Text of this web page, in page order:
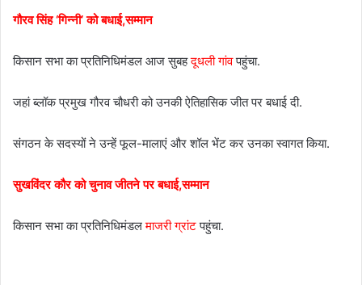
गौरव सिंह ‘गिन्नी’ को बधाई,सम्मान
किसान सभा का प्रतिनिधिमंडल आज सुबहदूधली गांवपहुंचा.
जहां ब्लॉक प्रमुख गौरव चौधरी को उनकी ऐतिहासिक जीत पर बधाई दी.
संगठन के सदस्यों ने उन्हें फूल-मालाएं और शॉल भेंट कर उनका स्वागत किया.
सुखविंदर कौर को चुनाव जीतने पर बधाई,सम्मान
किसान सभा का प्रतिनिधिमंडलमाजरी ग्रांटपहुंचा.